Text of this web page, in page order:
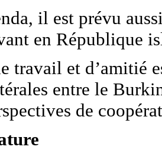
il est prévu
en République
travail et d’amitié
entre le
de